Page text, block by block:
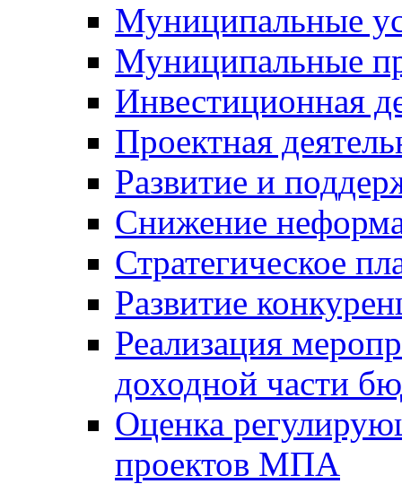
Муниципальные
Муниципальные
Инвестиционная
Проектная
Развитие и
Снижение
Стратегическое
Развитие
Реализация
доходной части
Оценка
проектов МПА